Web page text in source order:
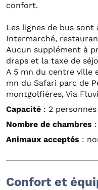
confort.
Les lignes de bus
Intermarché,
Aucun supplément à
draps et la taxe de
A 5 mn du centre ville
mn du Safari parc de
montgolfières, Via
Capacité : 2 personnes
Nombre de chambres
Animaux acceptés :
Confort et